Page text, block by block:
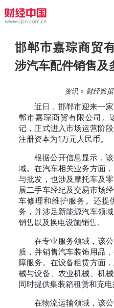
邯郸市嘉琮商贸
涉汽车配件销售及
资讯» 财经数据
近日，邯郸市迎来一
郸市嘉琮商贸有限公司。
记，正式进入市场运营阶
注册资本为1万元人民币。
根据公开信息显示，
域。在汽车相关业务方面
与批发，也涉及摩托车及
展二手车经纪及交易市场
车修理和维护服务。还提
务，并涉足新能源汽车领
销售以及换电设施销售。
在专业服务领域，该
质，并销售汽车装饰用品
障服务。在设备租赁方面
械与设备、农业机械、机
同时提供集装箱租赁和充电
在物流运输领域，该